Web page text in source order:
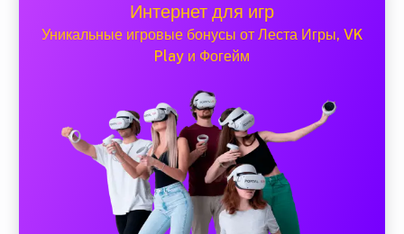
Интернет для игр
Уникальные игровые бонусы от Леста Игры, VK
Play и Фогейм